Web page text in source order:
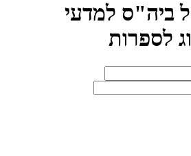
ביה"ס למדעי
לספרות